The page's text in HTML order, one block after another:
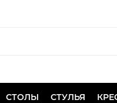
СТОЛЫ СТУЛЬЯ